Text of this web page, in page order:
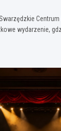
wydarzenie,